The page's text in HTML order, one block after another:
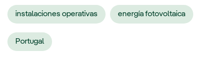
instalaciones operativas energía fotovoltaica
Portugal